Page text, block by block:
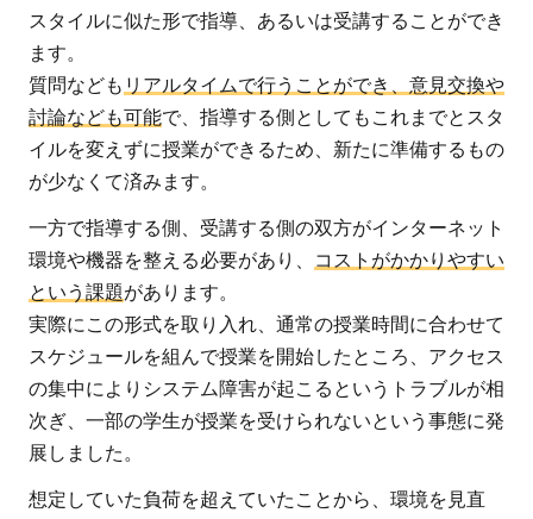
を
スタイルに似た形で指導、あるいは受講することができ
ます。
質問なども リアルタイムで行うことができ、意見交換や
討論なども可能で、指導する側としてもこれまでとスタ
イルを変えずに授業ができるため、新たに準備するもの
が少なくて済みます。
一方で指導する側、受講する側の双方がインターネット
環境や機器を整える必要があり、
コストがかかりやすい
という課題があります。
実際にこの形式を取り入れ、通常の授業時間に合わせて
スケジュールを組んで授業を開始したところ、アクセス
の集中によりシステム障害が起こるというトラブルが相
次ぎ、一部の学生が授業を受けられないという事態に発
展しました。
想定していた負荷を超えていたことから、環境を見直